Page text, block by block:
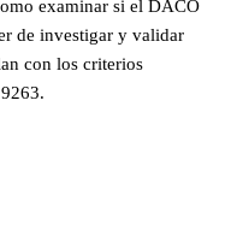
examinar si el DACO
de investigar y validar
con los criterios